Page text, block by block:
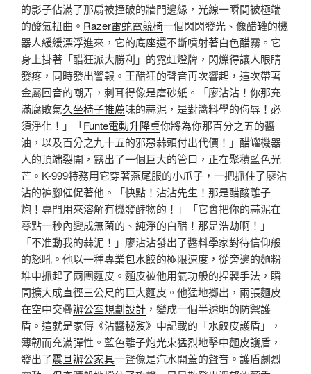
的影子佔滿了那扇被撞破的牆門邊緣，光線一瞬間被極端
的酸氣扭曲。 Razer雷蛇電競椅一個閃閃發光、像醋罐的機
器人緩緩漂浮進來，它的底座還不斷噴射著白色醋霧。它
身上掛著「醋狂派大勝利」的霓虹燈牌，閃爍得讓人眼睛
發疼，同時發出警報。王醋狂的聲音再次響起，這次帶著
金屬回音的嘲弄，刺耳得像是磨砂紙。「廖沾沾！你那充
滿腐敗氣久坐椅子推薦味的蒜泥，是對醬料學的侮辱！必
須淨化！」「Funte電動升降桌你將為你那百分之五的醬
油，以及百分之九十五的邪惡蒜頭付出代價！」醋罐機器
人的頂端裂開，露出了一個巨大的管口，正在聚積藍色光
芒。K-999特務用它穿著燕尾服的小爪子，一把抓住了廖沾
沾的褲腳催促著他。「快點！沾沾先生！那是醋酸離子
炮！專門用來溶解有機發酵物的！」「它會把你的蒜泥在
零點一秒內變成無菌的、純淨的白醋！那是浩劫啊！」
「不准動我的蒜泥！」廖沾沾發出了醬料學家對待信仰般
的怒吼。他以一種專業包水餃的極限速度，從旁邊的麵粉
堆中抓起了兩團麵皮。麵皮被他用氣功般的捏製手法，瞬
間擴大成直徑三公尺的巨大麵皮。他猛地擲出，兩張麵皮
在空中交疊辦公室規劃設計 ，變成一個半透明的防禦護
盾。這就是家傳《沾醬秘笈》中記載的「水餃皮護盾」，
薄韌而充滿彈性。藍色離子炮光束猛烈地擊中麵皮護盾，
發出了震旦辦公家具一聲像是汽水開蓋的聲音。護盾劇烈